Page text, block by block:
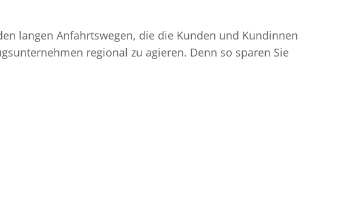
langen Anfahrtswegen, die die Kunden und Kundinnen
regional zu agieren. Denn so sparen Sie